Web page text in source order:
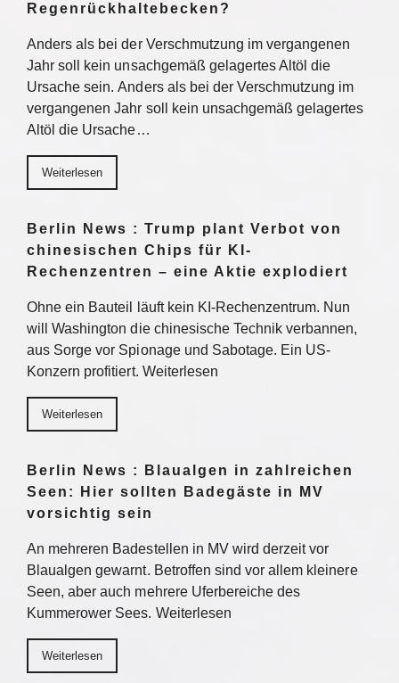
Regenrückhaltebecken?
Anders als bei der Verschmutzung im vergangenen
Jahr soll kein unsachgemäß gelagertes Altöl die
Ursache sein. Anders als bei der Verschmutzung im
vergangenen Jahr soll kein unsachgemäß gelagertes
Altöl die Ursache…
Weiterlesen
Berlin News : Trump plant Verbot von
chinesischen Chips für KI-
Rechenzentren – eine Aktie explodiert
Ohne ein Bauteil läuft kein KI-Rechenzentrum. Nun
will Washington die chinesische Technik verbannen,
aus Sorge vor Spionage und Sabotage. Ein US-
Konzern profitiert. Weiterlesen
Weiterlesen
Berlin News : Blaualgen in zahlreichen
Seen: Hier sollten Badegäste in MV
vorsichtig sein
An mehreren Badestellen in MV wird derzeit vor
Blaualgen gewarnt. Betroffen sind vor allem kleinere
Seen, aber auch mehrere Uferbereiche des
Kummerower Sees. Weiterlesen
Weiterlesen